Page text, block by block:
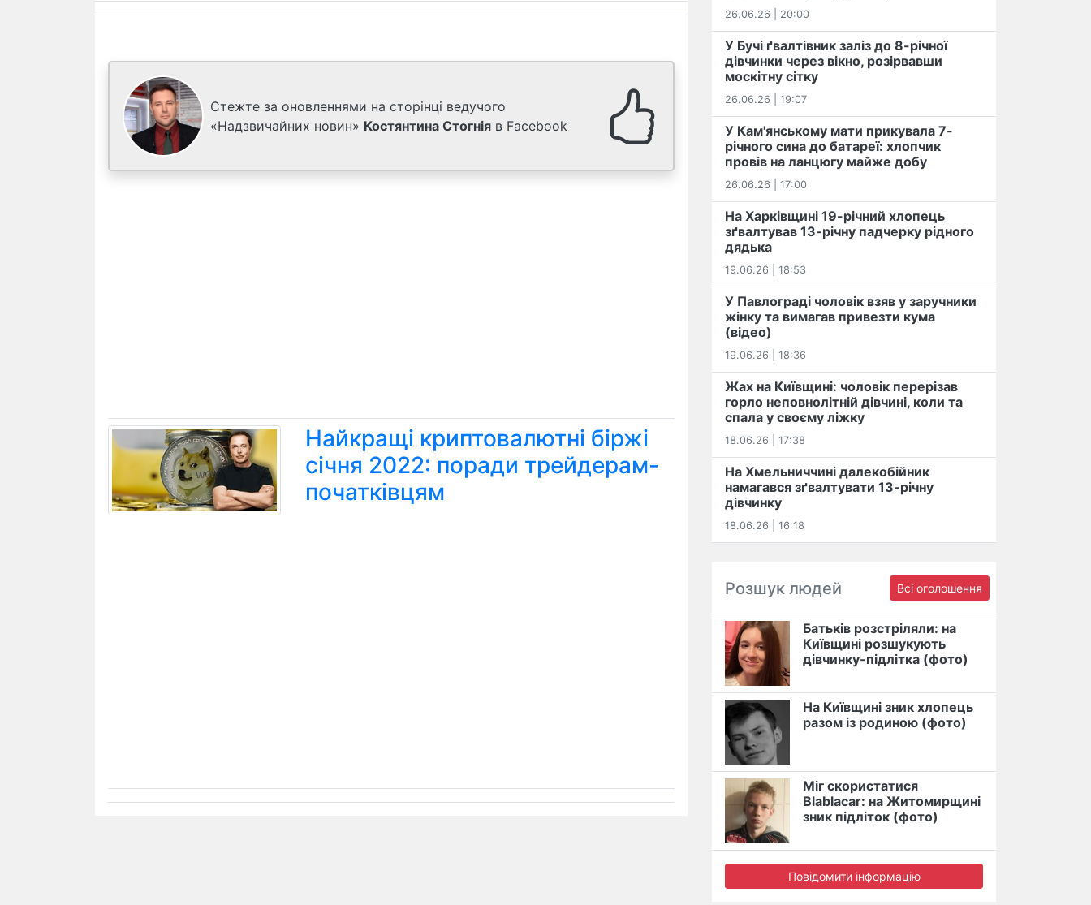
Стежте за оновленнями на сторінці ведучого
«Надзвичайних новин» Костянтина Стогнія в Facebook
Найкращі криптовалютні біржі
січня 2022: поради трейдерам-
початківцям
26.06.26 | 20:00
У Бучі ґвалтівник заліз до 8-річної
дівчинки через вікно, розірвавши
москітну сітку
26.06.26 | 19:07
У Кам'янському мати прикувала 7-
річного сина до батареї: хлопчик
провів на ланцюгу майже добу
26.06.26 | 17:00
На Харківщині 19-річний хлопець​
️зґвалтував 13-річну падчерку рідного
дядька
19.06.26 | 18:53
У Павлограді чоловік взяв у заручники
жінку та вимагав привезти кума
(відео)
19.06.26 | 18:36
Жах на Київщині: чоловік перерізав
горло неповнолітній дівчині, коли та
спала у своєму ліжку
18.06.26 | 17:38
На Хмельниччині далекобійник
намагався зґвалтувати 13-річну
дівчинку
18.06.26 | 16:18
Розшук людей Всі оголошення
Батьків розстріляли: на
Київщині розшукують
дівчинку-підлітка (фото)
На Київщині зник хлопець
разом із родиною (фото)
Міг скористатися
Blablacar: на Житомирщині
зник підліток (фото)
Повідомити інформацію